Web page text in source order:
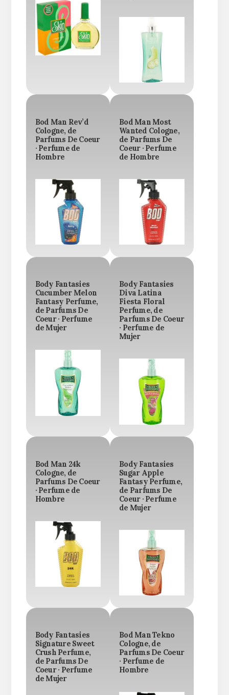
Bod Man Rev’d
Cologne, de
Parfums De Coeur
· Perfume de
Hombre
Bod Man Most
Wanted Cologne,
de Parfums De
Coeur · Perfume
de Hombre
Body Fantasies
Cucumber Melon
Fantasy Perfume,
de Parfums De
Coeur · Perfume
de Mujer
Body Fantasies
Diva Latina
Fiesta Floral
Perfume, de
Parfums De Coeur
· Perfume de
Mujer
Bod Man 24k
Cologne, de
Parfums De Coeur
· Perfume de
Hombre
Body Fantasies
Sugar Apple
Fantasy Perfume,
de Parfums De
Coeur · Perfume
de Mujer
Body Fantasies
Signature Sweet
Crush Perfume,
de Parfums De
Coeur · Perfume
de Mujer
Bod Man Tekno
Cologne, de
Parfums De Coeur
· Perfume de
Hombre